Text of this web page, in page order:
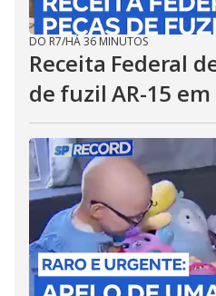
DO R7/HÁ 36 MINUTOS
Receita Federal
de fuzil AR-15 em